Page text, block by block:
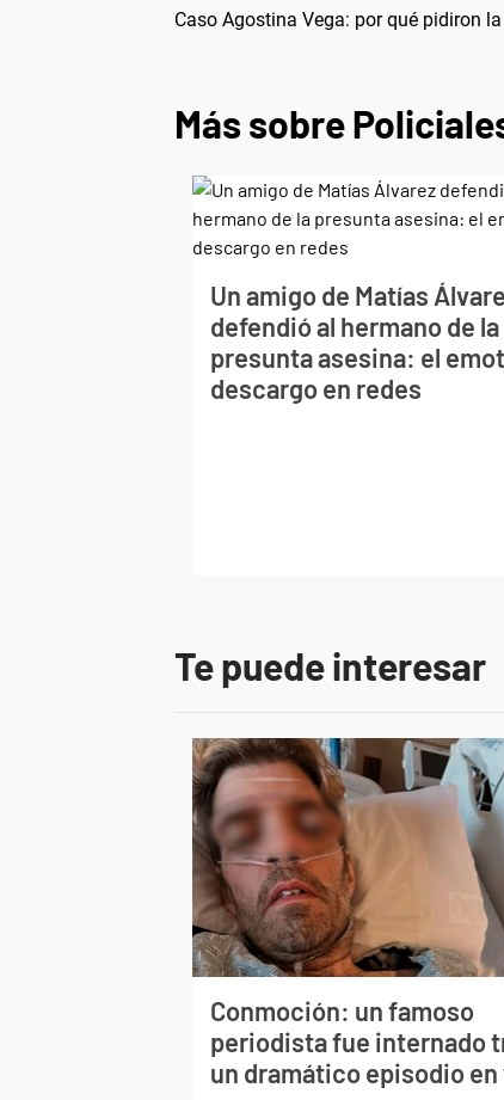
Caso Agostina Vega: por qué pidiron
Más sobre
Un amigo de Matías
defendió al hermano de la
presunta asesina: el
descargo en redes
Te puede interesar
Conmoción: un famoso
periodista fue internado
un dramático episodio en